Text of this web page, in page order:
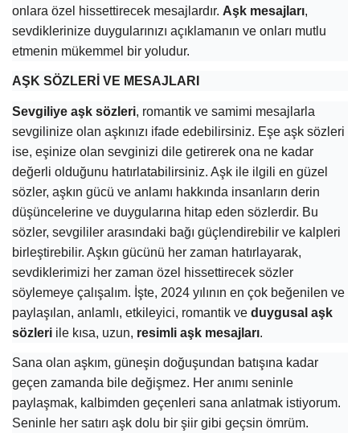
onlara özel hissettirecek mesajlardır. Aşk mesajları,
sevdiklerinize duygularınızı açıklamanın ve onları mutlu
etmenin mükemmel bir yoludur.
AŞK SÖZLERİ VE MESAJLARI
Sevgiliye aşk sözleri, romantik ve samimi mesajlarla
sevgilinize olan aşkınızı ifade edebilirsiniz. Eşe aşk sözleri
ise, eşinize olan sevginizi dile getirerek ona ne kadar
değerli olduğunu hatırlatabilirsiniz. Aşk ile ilgili en güzel
sözler, aşkın gücü ve anlamı hakkında insanların derin
düşüncelerine ve duygularına hitap eden sözlerdir. Bu
sözler, sevgililer arasındaki bağı güçlendirebilir ve kalpleri
birleştirebilir. Aşkın gücünü her zaman hatırlayarak,
sevdiklerimizi her zaman özel hissettirecek sözler
söylemeye çalışalım. İşte, 2024 yılının en çok beğenilen ve
paylaşılan, anlamlı, etkileyici, romantik ve duygusal aşk
sözleri ile kısa, uzun, resimli aşk mesajları.
Sana olan aşkım, güneşin doğuşundan batışına kadar
geçen zamanda bile değişmez. Her anımı seninle
paylaşmak, kalbimden geçenleri sana anlatmak istiyorum.
Seninle her satırı aşk dolu bir şiir gibi geçsin ömrüm.